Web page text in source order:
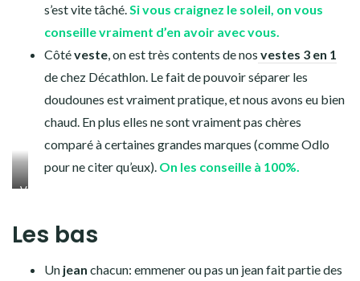
s’est vite tâché. Si vous craignez le soleil, on vous
conseille vraiment d’en avoir avec vous.
Côtéveste , on est très contents de nos vestes 3 en 1
de chez Décathlon. Le fait de pouvoir séparer les
doudounes est vraiment pratique, et nous avons eu bien
chaud. En plus elles ne sont vraiment pas chères
comparé à certaines grandes marques (comme Odlo
pour ne citer qu’eux). On les conseille à 100%.
Veste
en
1
Décathlon
Les bas
Un jean chacun: emmener ou pas un jean fait partie des